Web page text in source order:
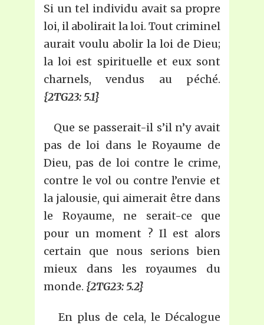
Si un tel individu avait sa propre
loi, il abolirait la loi. Tout criminel
aurait voulu abolir la loi de Dieu;
la loi est spirituelle et eux sont
charnels, vendus au péché.
{2TG23: 5.1}
Que se passerait-il s’il n’y avait
pas de loi dans le Royaume de
Dieu, pas de loi contre le crime,
contre le vol ou contre l’envie et
la jalousie, qui aimerait être dans
le Royaume, ne serait-ce que
pour un moment ? Il est alors
certain que nous serions bien
mieux dans les royaumes du
monde. {2TG23: 5.2}
En plus de cela, le Décalogue